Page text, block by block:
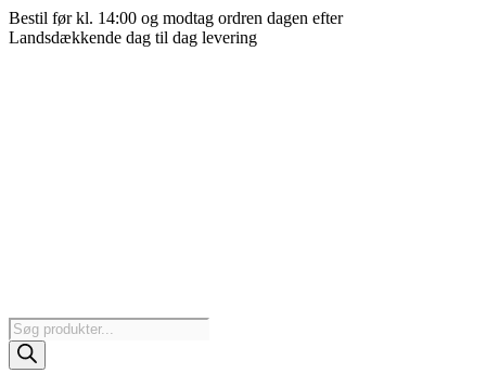
Videre
til
Bestil før kl. 14:00 og modtag ordren dagen efter
Landsdækkende dag til dag levering
Products
search